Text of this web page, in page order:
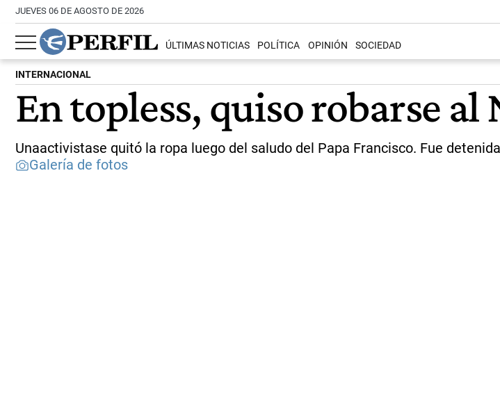
JUEVES 06 DE AGOSTO DE 2026
ÚLTIMAS NOTICIAS POLÍTICA OPINIÓN SOCIEDAD
INTERNACIONAL
En topless, quiso robarse al
Unaactivistase quitó la ropa luego del saludo del Papa Francisco. Fue
Galería de fotos